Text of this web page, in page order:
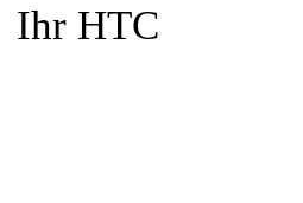
Ihr HTC